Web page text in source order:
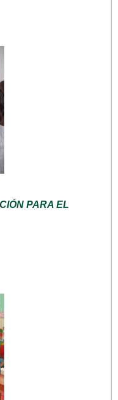
PARA EL